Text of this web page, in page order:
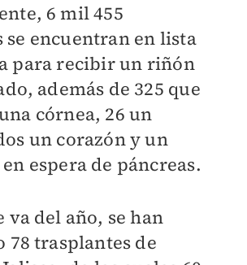
6 mil 455
se encuentran en lista
para recibir un riñón
además de 325 que
córnea, 26 un
un corazón y un
espera de páncreas.
va del año, se han
78 trasplantes de